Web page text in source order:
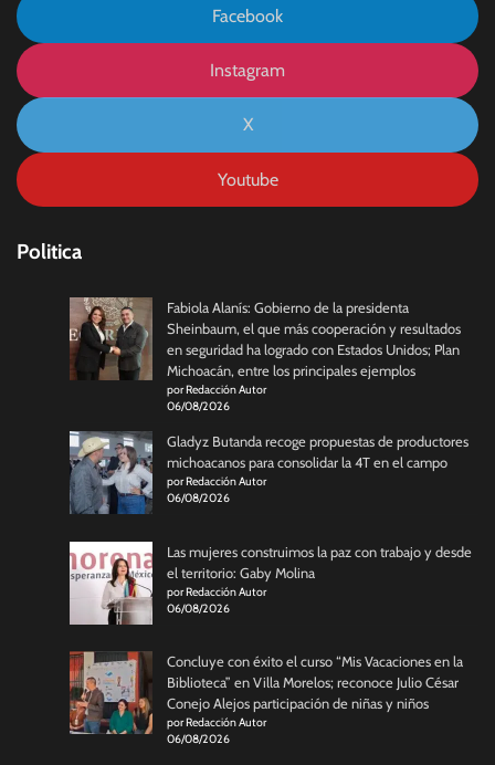
Facebook
Instagram
X
Youtube
Politica
Fabiola Alanís: Gobierno de la presidenta
Sheinbaum, el que más cooperación y resultados
en seguridad ha logrado con Estados Unidos; Plan
Michoacán, entre los principales ejemplos
por Redacción Autor
06/08/2026
Gladyz Butanda recoge propuestas de productores
michoacanos para consolidar la 4T en el campo
por Redacción Autor
06/08/2026
Las mujeres construimos la paz con trabajo y desde
el territorio: Gaby Molina
por Redacción Autor
06/08/2026
Concluye con éxito el curso “Mis Vacaciones en la
Biblioteca” en Villa Morelos; reconoce Julio César
Conejo Alejos participación de niñas y niños
por Redacción Autor
06/08/2026